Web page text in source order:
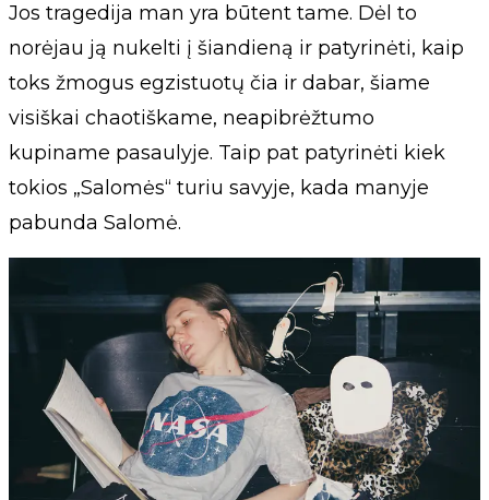
Jos tragedija man yra būtent tame. Dėl to
norėjau ją nukelti į šiandieną ir patyrinėti, kaip
toks žmogus egzistuotų čia ir dabar, šiame
visiškai chaotiškame, neapibrėžtumo
kupiname pasaulyje. Taip pat patyrinėti kiek
tokios „Salomės“ turiu savyje, kada manyje
pabunda Salomė.